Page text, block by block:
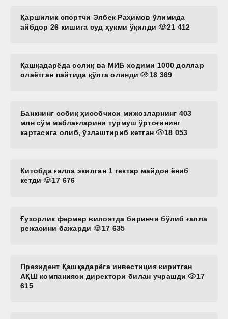
Қаршилик спортчи Элбек Раҳимов ўлимида
айбдор 26 кишига суд ҳукми ўқилди
21 412
Қашқадарёда солиқ ва МИБ ходими 1000 доллар
олаётган пайтида қўлга олинди
18 369
Банкнинг собиқ ҳисобчиси мижозларнинг 403
млн сўм маблағларини турмуш ўртоғининг
картасига олиб, ўзлаштириб кетган
18 053
Китобда ғалла экилган 1 гектар майдон ёниб
кетди
17 676
Ғузорлик фермер вилоятда биринчи бўлиб ғалла
режасини бажарди
17 635
Президент Қашқадарёга инвестиция киритган
АҚШ компанияси директори билан учрашди
17
615